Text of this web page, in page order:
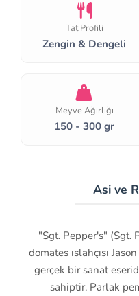
Tat Profili
Zengin & Dengeli
Meyve Ağırlığı
150 - 300 gr
💜 Asi ve
"Sgt. Pepper's" (Sgt.
domates ıslahçısı
gerçek bir sanat
sahiptir. Parlak